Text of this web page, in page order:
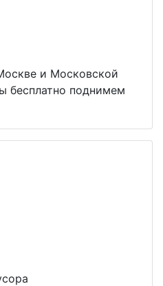
и Московской
бесплатно поднимем